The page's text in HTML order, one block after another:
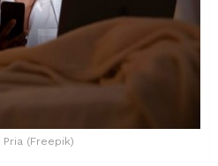
(Freepik)